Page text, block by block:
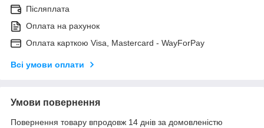
Післяплата
Оплата на рахунок
Оплата карткою Visa, Mastercard - WayForPay
Всі умови оплати
Умови повернення
Повернення товару впродовж 14 днів за домовленістю